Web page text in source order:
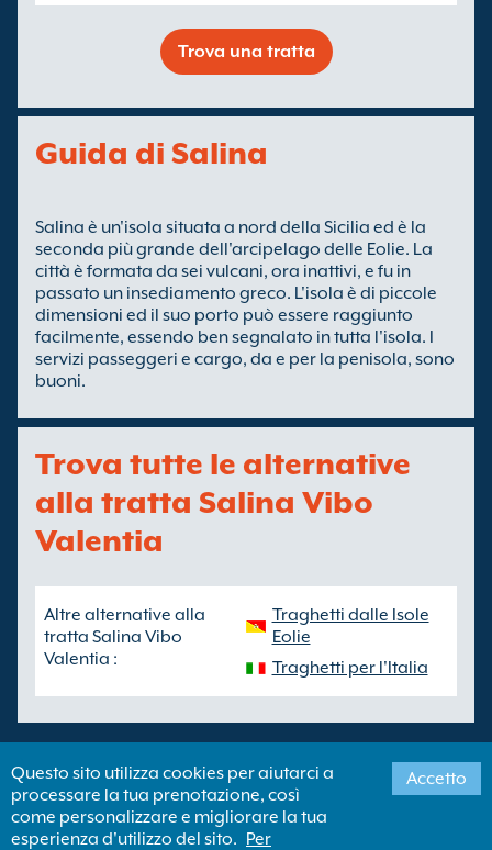
Trova una tratta
Guida di Salina
Salina è un'isola situata a nord della Sicilia ed è la
seconda più grande dell'arcipelago delle Eolie. La
città è formata da sei vulcani, ora inattivi, e fu in
passato un insediamento greco. L'isola è di piccole
dimensioni ed il suo porto può essere raggiunto
facilmente, essendo ben segnalato in tutta l'isola. I
servizi passeggeri e cargo, da e per la penisola, sono
buoni.
Trova tutte le alternative
alla tratta Salina Vibo
Valentia
Altre alternative alla
tratta Salina Vibo
Valentia :
Traghetti dalle Isole
Eolie
Traghetti per l'Italia
Copyright ©Newincco 1399 Limited
Newincco 1399 Limited ha i suoi uffici registrati a Londra, Regno
Questo sito utilizza cookies per aiutarci a
processare la tua prenotazione, così
come personalizzare e migliorare la tua
esperienza d'utilizzo del sito. Per
Accetto